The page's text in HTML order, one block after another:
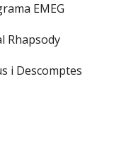
EMEG
Rhapsody
i Descomptes